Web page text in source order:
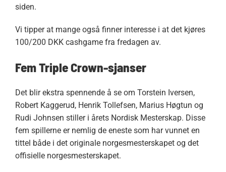
siden.
Vi tipper at mange også finner interesse i at det kjøres
100/200 DKK cashgame fra fredagen av.
Fem Triple Crown-sjanser
Det blir ekstra spennende å se om Torstein Iversen,
Robert Kaggerud, Henrik Tollefsen, Marius Høgtun og
Rudi Johnsen stiller i årets Nordisk Mesterskap. Disse
fem spillerne er nemlig de eneste som har vunnet en
tittel både i det originale norgesmesterskapet og det
offisielle norgesmesterskapet.